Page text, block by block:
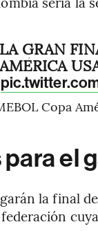
LA GRAN
Copa
el
la final